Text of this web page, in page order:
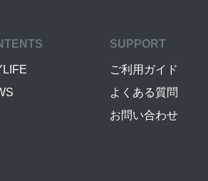
SUPPORT
ご利用ガイド
よくある質問
お問い合わせ